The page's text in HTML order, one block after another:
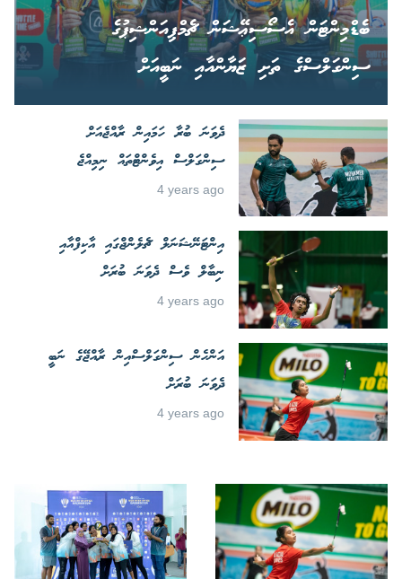
ބެޑްމިންޓަން އެސޯސިޢޭޝަން ޗެމްޕިއަންޝިޕުގެ
ސިންގަލްސްގެ ތަށި ޒަޔާންއާއި ނަބީއަށް
ދެވަނަ ބުރާ ހަމައިން ރާއްޖެއަށް
ސިންގަލްސް އިވެންޓްތައް ނިމިއްޖެ
4 years ago
އިންޓަނޭޝަނަލް ޗެލެންޖްގައި އާކިފްއާއި
ނިބާލް ވެސް ދެވަނަ ބުރަށް
4 years ago
އަންހެން ސިންގަލްސްއިން ރާއްޖޭގެ ނަބީ
ދެވަނަ ބުރަށް
4 years ago